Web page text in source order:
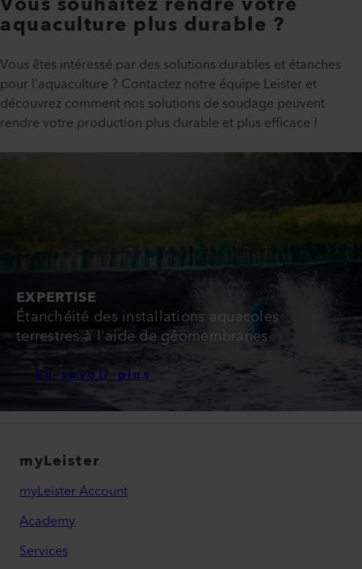
aquaculture plus durable ?
Vous êtes intéressé par des solutions durables et étanches
pour l’aquaculture ? Contactez notre équipe Leister et
découvrez comment nos solutions de soudage peuvent
rendre votre production plus durable et plus efficace !
EXPERTISE
Étanchéité des installations aquacoles
terrestres à l'aide de géomembranes
En savoir plus
myLeister
myLeister Account
Academy
Services